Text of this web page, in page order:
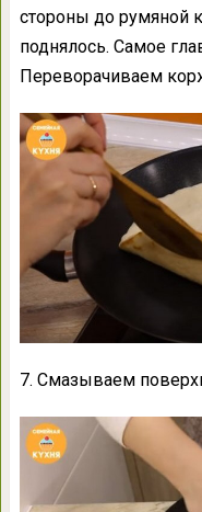
стороны до румяной
поднялось. Самое
Переворачиваем
7. Смазываем